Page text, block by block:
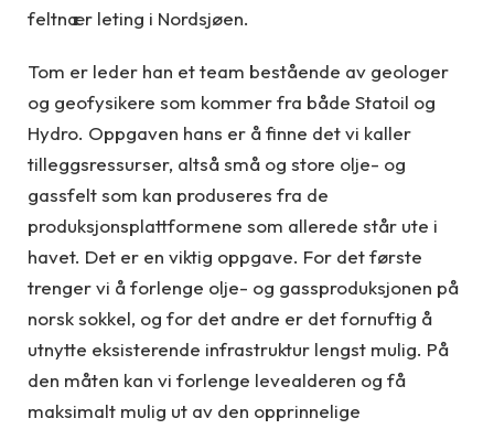
feltnær leting i Nordsjøen.
Tom er leder han et team bestående av geologer
og geofysikere som kommer fra både Statoil og
Hydro. Oppgaven hans er å finne det vi kaller
tilleggsressurser, altså små og store olje- og
gassfelt som kan produseres fra de
produksjonsplattformene som allerede står ute i
havet. Det er en viktig oppgave. For det første
trenger vi å forlenge olje- og gassproduksjonen på
norsk sokkel, og for det andre er det fornuftig å
utnytte eksisterende infrastruktur lengst mulig. På
den måten kan vi forlenge levealderen og få
maksimalt mulig ut av den opprinnelige